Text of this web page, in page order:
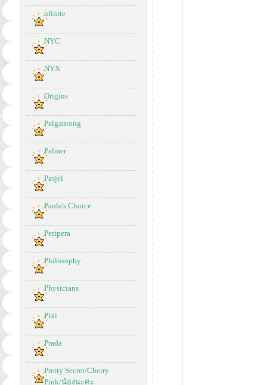
nfinite
NYC
NYX
Origins
Palgantong
Palmer
Pasjel
Paula's Choice
Peripera
Philosophy
Physicians
Pixi
Prada
Pretty Secret/Cherry
Pink/น้องนะคะ